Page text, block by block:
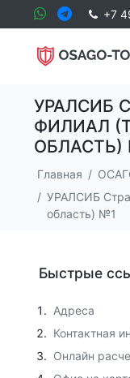
+7
УРАЛСИБ
ФИЛИАЛ
ОБЛАСТЬ)
Главная
УРАЛСИБ
область) №1
Быстрые
Адреса
Контактная
Онлайн